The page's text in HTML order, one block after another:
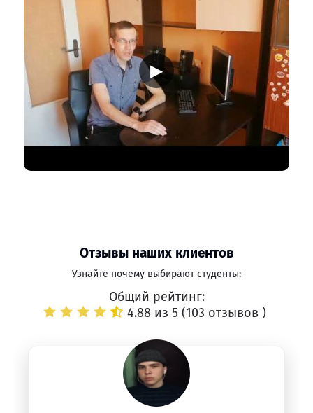
▶
Отзывы наших клиентов
Узнайте почему выбирают студенты:
Общий рейтинг:
4.88 из 5 (103 отзывов )